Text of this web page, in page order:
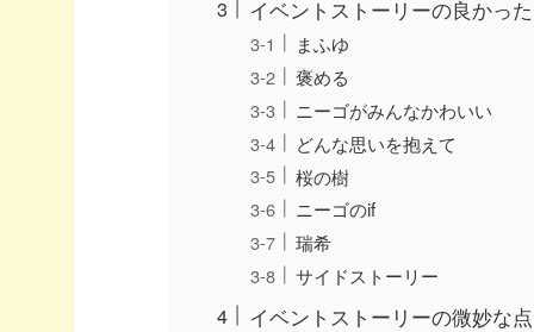
イベントストーリーの良かっ
まふゆ
褒める
ニーゴがみんなかわいい
どんな思いを抱えて
桜の樹
ニーゴのif
瑞希
サイドストーリー
イベントストーリーの微妙な点